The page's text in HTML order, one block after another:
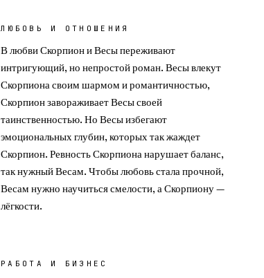
ЛЮБОВЬ И ОТНОШЕНИЯ
В любви Скорпион и Весы переживают
интригующий, но непростой роман. Весы влекут
Скорпиона своим шармом и романтичностью,
Скорпион завораживает Весы своей
таинственностью. Но Весы избегают
эмоциональных глубин, которых так жаждет
Скорпион. Ревность Скорпиона нарушает баланс,
так нужный Весам. Чтобы любовь стала прочной,
Весам нужно научиться смелости, а Скорпиону —
лёгкости.
РАБОТА И БИЗНЕС